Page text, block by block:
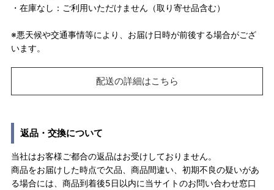
・在庫なし：ご利用いただけません（取り寄せ品含む）
※悪天候や交通事情等により、お届け日時が前後する場合がござ
います。
配送の詳細はこちら
返品・交換について
当社はお客様ご都合の返品はお受けしておりません。
商品をお届けした時点で欠品、商品間違い、初期不良の疑いがあ
る場合には、商品到着後5日以内に当サイトのお問い合わせ窓口